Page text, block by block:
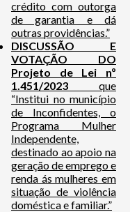
crédito com outorga
de garantia e dá
outras providências.”
DISCUSSÃO E
VOTAÇÃO DO
Projeto de Lei nº
1.451/2023 que
“Institui no município
de Inconfidentes, o
Programa Mulher
Independente,
destinado ao apoio na
geração de emprego e
renda ás mulheres em
situação de violência
doméstica e familiar.”